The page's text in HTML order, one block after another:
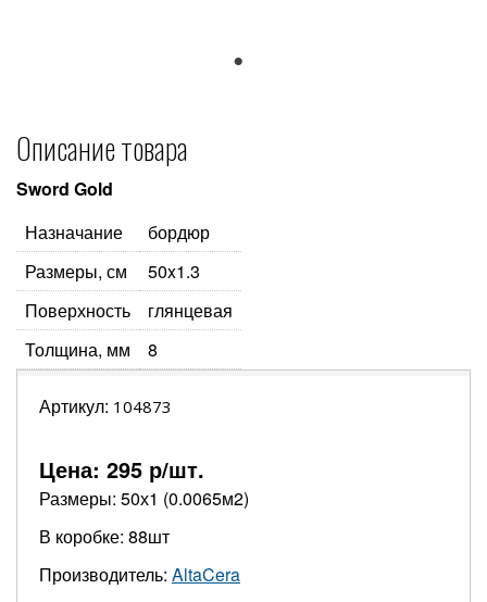
Описание товара
Sword Gold
Назначание
бордюр
Размеры, см
50x1.3
Поверхность
глянцевая
Толщина, мм
8
Артикул: 104873
Цена: 295 р/шт.
Размеры: 50х1 (0.0065м2)
В коробке: 88шт
Производитель: AltaCera